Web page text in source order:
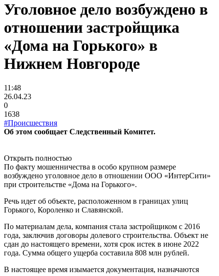
Уголовное дело возбуждено в
отношении застройщика
«Дома на Горького» в
Нижнем Новгороде
11:48
26.04.23
0
1638
#Происшествия
Об этом сообщает Следственный Комитет.
Открыть полностью
По факту мошенничества в особо крупном размере
возбуждено уголовное дело в отношении ООО «ИнтерСити»
при строительстве «Дома на Горького».
Речь идет об объекте, расположенном в границах улиц
Горького, Короленко и Славянской.
По материалам дела, компания стала застройщиком с 2016
года, заключив договоры долевого строительства. Объект не
сдан до настоящего времени, хотя срок истек в июне 2022
года. Сумма общего ущерба составила 808 млн рублей.
В настоящее время изымается документация, назначаются